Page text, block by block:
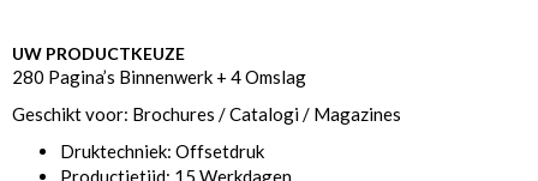
UW PRODUCTKEUZE
280 Pagina’s Binnenwerk + 4 Omslag
Geschikt voor: Brochures / Catalogi / Magazines
Druktechniek: Offsetdruk
Productietijd: 15 Werkdagen